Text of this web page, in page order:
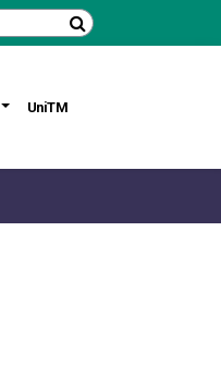
UniTM